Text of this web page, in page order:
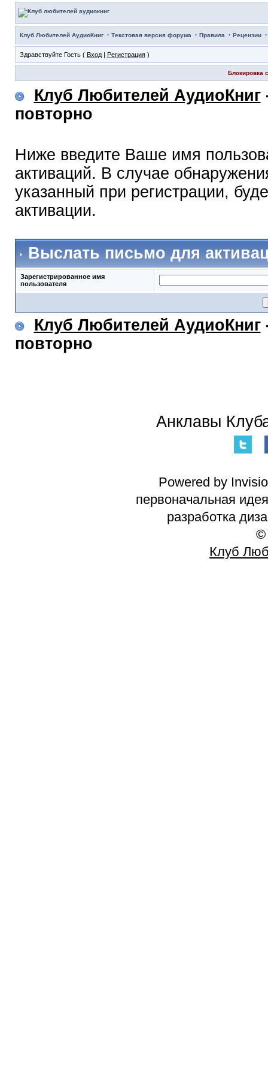
Клуб Любителей АудиоКниг· Текстовая версия форума · Правила · Рецензии
Здравствуйте Гость ( Вход| Регистрация)
Блокировка
Клуб Любителей АудиоКниг
повторно
Ниже введите Ваше имя
активаций. В случае
указанный при регистрации,
активации.
Выслать письмо для
Зарегистрированное имя
пользователя
Клуб Любителей АудиоКниг
повторно
Анклавы
Powered by
первоначальная
разработка
©
Клуб